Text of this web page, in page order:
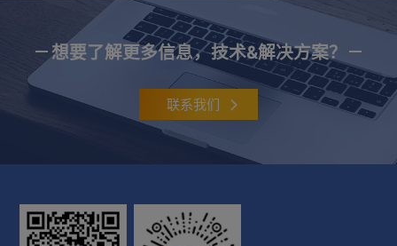
想要了解更多信息，技术&解决方案？
联系我们